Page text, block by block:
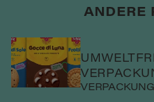
ANDERE
VERPACKUNG